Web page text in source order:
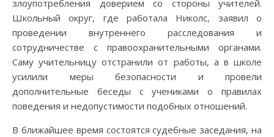
злоупотребления доверием со стороны учителей.
Школьный округ, где работала Николс, заявил о
проведении внутреннего расследования и
сотрудничестве с правоохранительными органами.
Саму учительницу отстранили от работы, а в школе
усилили меры безопасности и провели
дополнительные беседы с учениками о правилах
поведения и недопустимости подобных отношений.
В ближайшее время состоятся судебные заседания, на